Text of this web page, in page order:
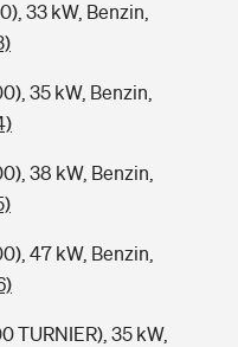
33 kW, Benzin,
35 kW, Benzin,
38 kW, Benzin,
47 kW, Benzin,
TURNIER), 35 kW,